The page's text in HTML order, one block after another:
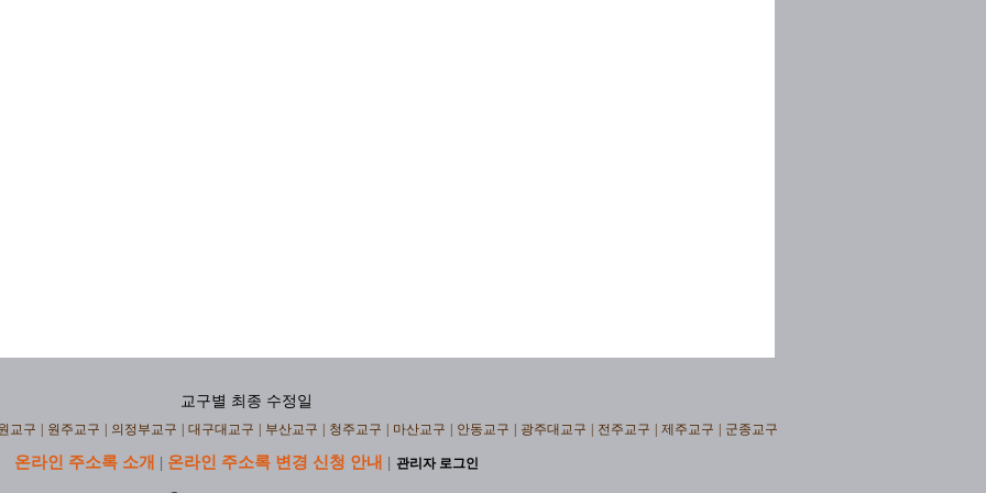
교구별 최종 수정일
교구 원주교구 의정부교구 대구대교구 부산교구 청주교구 마산교구 안동교구 광주대교구 전주교구 제주교구 군종교구
온라인 주소록 소개 | 온라인 주소록 변경 신청 안내 | 관리자 로그인